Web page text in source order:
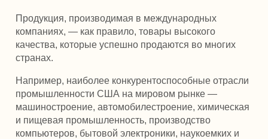
Продукция, производимая в международных
компаниях, — как правило, товары высокого
качества, которые успешно продаются во многих
странах.
Например, наиболее конкурентоспособные отрасли
промышленности США на мировом рынке —
машиностроение, автомобилестроение, химическая
и пищевая промышленность, производство
компьютеров, бытовой электроники, наукоемких и